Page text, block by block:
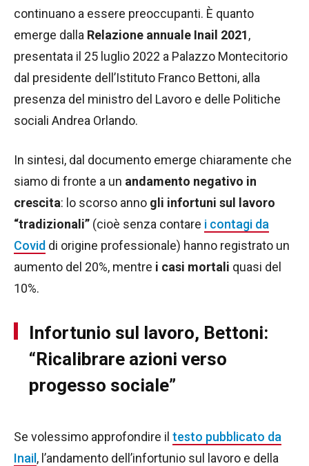
continuano a essere preoccupanti. È quanto
emerge dalla Relazione annuale Inail 2021,
presentata il 25 luglio 2022 a Palazzo Montecitorio
dal presidente dell’Istituto Franco Bettoni, alla
presenza del ministro del Lavoro e delle Politiche
sociali Andrea Orlando.
In sintesi, dal documento emerge chiaramente che
siamo di fronte a un andamento negativo in
crescita: lo scorso anno gli infortuni sul lavoro
“tradizionali” (cioè senza contare i contagi da
Covid di origine professionale) hanno registrato un
aumento del 20%, mentre i casi mortali quasi del
10%.
Infortunio sul lavoro, Bettoni:
“Ricalibrare azioni verso
progesso sociale”
Se volessimo approfondire il testo pubblicato da
Inail, l’andamento dell’infortunio sul lavoro e della